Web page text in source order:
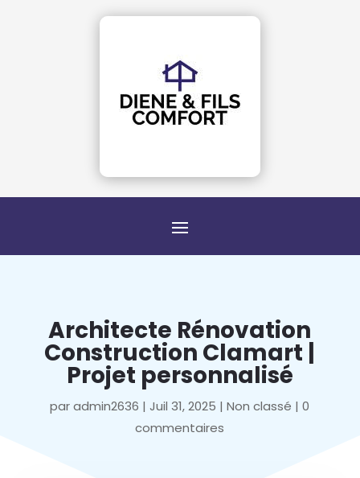
Architecte Rénovation
Construction Clamart |
Projet personnalisé
paradmin2636 |Juil 31, 2025 |Non classé |0
commentaires